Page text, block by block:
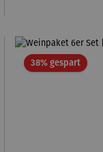
38% gespartRabatt